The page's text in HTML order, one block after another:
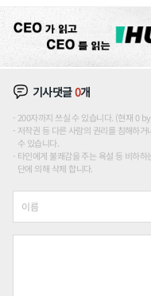
기사댓글0개
200자까지 쓰실 수 있습니다. (현재 0
저작권 등 다른 사람의 권리를 침해하
수 있습니다.
타인에게 불쾌감을 주는 욕설 등 비하
단에 의해 삭제 합니다.